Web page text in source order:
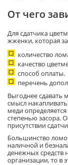
От чего
Для сдатчика
жженки, которая
количество
качество
способ оплаты.
перечень
Выгоднее сдавать
смысл
меди
степенью засора.
присутствии
Большинство
наличной и
денежных средств
организации, то в